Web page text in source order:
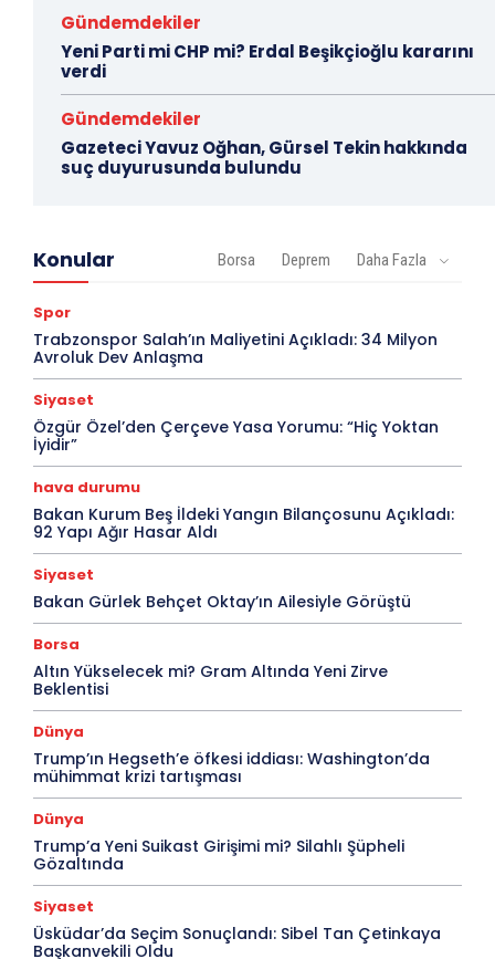
Gündemdekiler
Yeni Parti mi CHP mi? Erdal Beşikçioğlu kararını
verdi
Gündemdekiler
Gazeteci Yavuz Oğhan, Gürsel Tekin hakkında
suç duyurusunda bulundu
Konular Borsa Deprem Daha Fazla
Spor
Trabzonspor Salah’ın Maliyetini Açıkladı: 34 Milyon
Avroluk Dev Anlaşma
Siyaset
Özgür Özel’den Çerçeve Yasa Yorumu: “Hiç Yoktan
İyidir”
hava durumu
Bakan Kurum Beş İldeki Yangın Bilançosunu Açıkladı:
92 Yapı Ağır Hasar Aldı
Siyaset
Bakan Gürlek Behçet Oktay’ın Ailesiyle Görüştü
Borsa
Altın Yükselecek mi? Gram Altında Yeni Zirve
Beklentisi
Dünya
Trump’ın Hegseth’e öfkesi iddiası: Washington’da
mühimmat krizi tartışması
Dünya
Trump’a Yeni Suikast Girişimi mi? Silahlı Şüpheli
Gözaltında
Siyaset
Üsküdar’da Seçim Sonuçlandı: Sibel Tan Çetinkaya
Başkanvekili Oldu